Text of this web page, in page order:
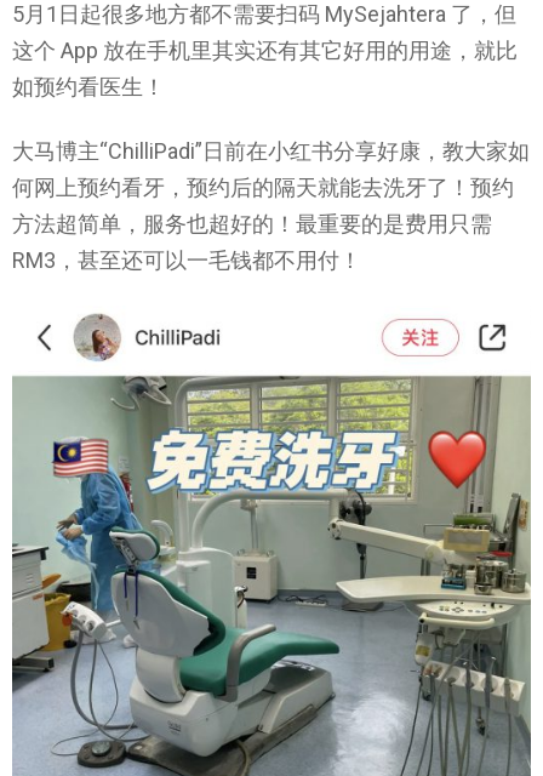
5月1日起很多地方都不需要扫码 MySejahtera 了，但
这个 App 放在手机里其实还有其它好用的用途，就比
如预约看医生！
大马博主“ChilliPadi”日前在小红书分享好康，教大家如
何网上预约看牙，预约后的隔天就能去洗牙了！预约
方法超简单，服务也超好的！最重要的是费用只需
RM3，甚至还可以一毛钱都不用付！